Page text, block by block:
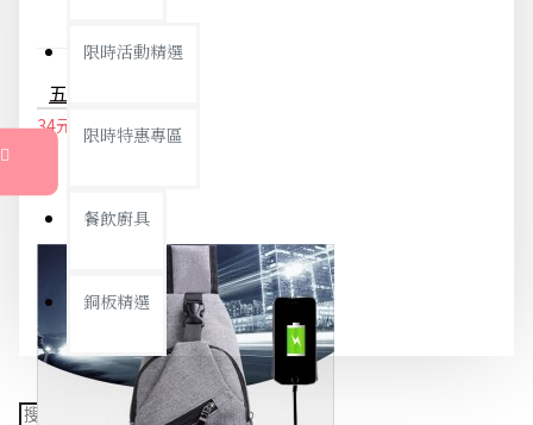
限時活動精選
限時特惠專區
餐飲廚具
銅板精選
34元 36元